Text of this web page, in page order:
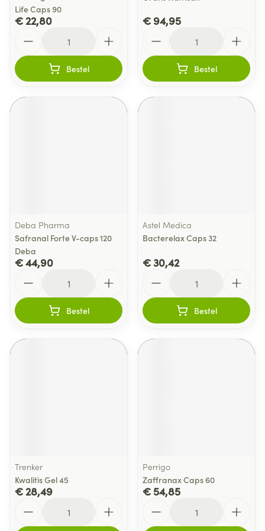
Life Caps 90
€ 22,80
Bestel
€ 94,95
Bestel
Deba Pharma
Safranal Forte V-caps 120
Deba
€ 44,90
Bestel
Astel Medica
Bacterelax Caps 32
€ 30,42
Bestel
Trenker
Kwalitis Gel 45
€ 28,49
Perrigo
Zaffranax Caps 60
€ 54,85